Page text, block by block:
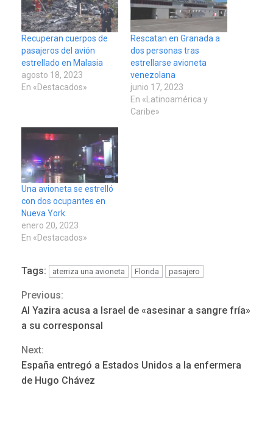
Recuperan cuerpos de
pasajeros del avión
estrellado en Malasia
agosto 18, 2023
En «Destacados»
Rescatan en Granada a
dos personas tras
estrellarse avioneta
venezolana
junio 17, 2023
En «Latinoamérica y
Caribe»
Una avioneta se estrelló
con dos ocupantes en
Nueva York
enero 20, 2023
En «Destacados»
Tags: aterriza una avioneta Florida pasajero
Continue
Reading
Previous:
Al Yazira acusa a Israel de «asesinar a sangre fría»
a su corresponsal
Next:
España entregó a Estados Unidos a la enfermera
de Hugo Chávez
LATINOAMÉRICA Y CARIBE